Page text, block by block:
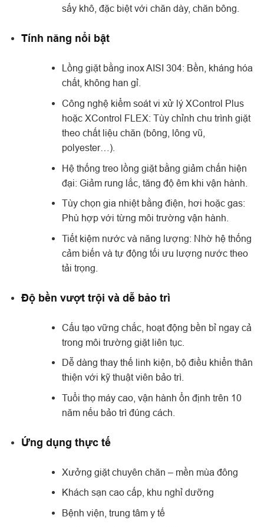
sấy khô, đặc biệt với chăn dày, chăn bông.
Tính năng nổi bật
Lồng giặt bằng inox AISI 304: Bền, kháng hóa
chất, không han gỉ.
Công nghệ kiểm soát vi xử lý XControl Plus
hoặc XControl FLEX: Tùy chỉnh chu trình giặt
theo chất liệu chăn (bông, lông vũ,
polyester…).
Hệ thống treo lồng giặt bằng giảm chấn hiện
đại: Giảm rung lắc, tăng độ êm khi vận hành.
Tùy chọn gia nhiệt bằng điện, hơi hoặc gas:
Phù hợp với từng môi trường vận hành.
Tiết kiệm nước và năng lượng: Nhờ hệ thống
cảm biến và tự động tối ưu lượng nước theo
tải trọng.
Độ bền vượt trội và dễ bảo trì
Cấu tạo vững chắc, hoạt động bền bỉ ngay cả
trong môi trường giặt liên tục.
Dễ dàng thay thế linh kiện, bộ điều khiển thân
thiện với kỹ thuật viên bảo trì.
Tuổi thọ máy cao, vận hành ổn định trên 10
năm nếu bảo trì đúng cách.
Ứng dụng thực tế
Xưởng giặt chuyên chăn – mền mùa đông
Khách sạn cao cấp, khu nghỉ dưỡng
Bệnh viện, trung tâm y tế